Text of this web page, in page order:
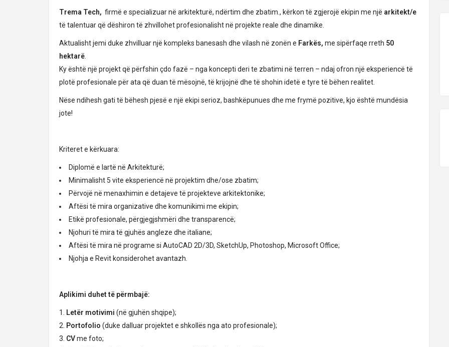
Trema Tech, firmë e specializuar në arkitekturë, ndërtim dhe zbatim., kërkon të zgjerojë ekipin me një arkitekt/e
të talentuar që dëshiron të zhvillohet profesionalisht në projekte reale dhe dinamike.
Aktualisht jemi duke zhvilluar një kompleks banesash dhe vilash në zonën e Farkës, me sipërfaqe rreth 50
hektarë
Ky është një projekt që përfshin çdo fazë – nga koncepti deri te zbatimi në terren – ndaj ofron një eksperiencë të
plotë profesionale për ata që duan të mësojnë, të krijojnë dhe të shohin idetë e tyre të bëhen realitet.
Nëse ndihesh gati të bëhesh pjesë e një ekipi serioz, bashkëpunues dhe me frymë pozitive, kjo është mundësia
jote!
Kriteret e kërkuara:
Diplomë e lartë në Arkitekturë;
Minimalisht 5 vite eksperiencë në projektim dhe/ose zbatim;
Përvojë në menaxhimin e detajeve të projekteve arkitektonike;
Aftësi të mira organizative dhe komunikimi me ekipin;
Etikë profesionale, përgjegjshmëri dhe transparencë;
Njohuri të mira të gjuhës angleze dhe italiane;
Aftësi të mira në programe si AutoCAD 2D/3D, SketchUp, Photoshop, Microsoft Office;
Njohja e Revit konsiderohet avantazh.
Aplikimi duhet të përmbajë:
Letër motivimi (në gjuhën shqipe);
Portofolio (duke dalluar projektet e shkollës nga ato profesionale);
CVme foto;